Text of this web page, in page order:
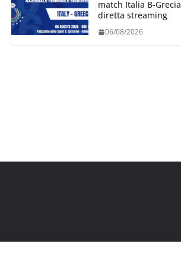
match Italia B-Grecia
diretta streaming
06/08/2026